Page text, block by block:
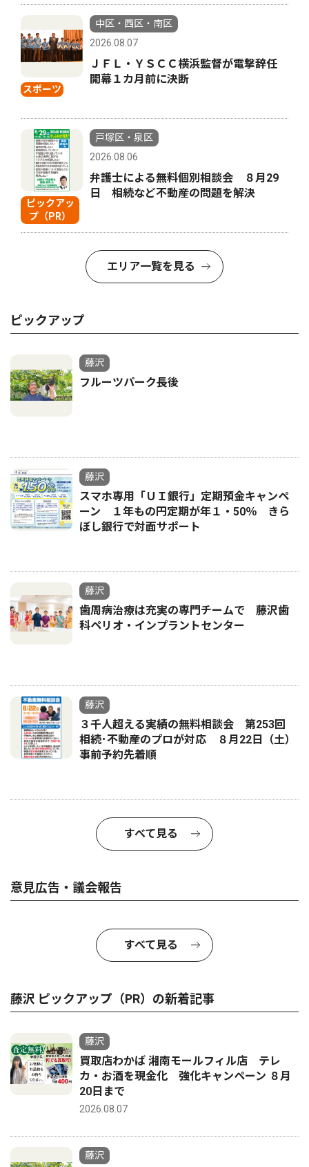
スポーツ
中区・西区・南区
2026.08.07
ＪＦＬ・ＹＳＣＣ横浜監督が電撃辞任
開幕１カ月前に決断
ピックアッ
プ（PR）
戸塚区・泉区
2026.08.06
弁護士による無料個別相談会 ８月29
日 相続など不動産の問題を解決
エリア一覧を見る
ピックアップ
藤沢
フルーツパーク長後
藤沢
スマホ専用「ＵＩ銀行」定期預金キャンペ
ーン １年もの円定期が年１・50％ きら
ぼし銀行で対面サポート
藤沢
歯周病治療は充実の専門チームで 藤沢歯
科ペリオ・インプラントセンター
藤沢
３千人超える実績の無料相談会 第253回
相続･不動産のプロが対応 ８月22日（土）
事前予約先着順
すべて見る
意見広告・議会報告
すべて見る
藤沢 ピックアップ（PR）の新着記事
藤沢
買取店わかば 湘南モールフィル店 テレ
カ・お酒を現金化 強化キャンペーン ８月
20日まで
2026.08.07
藤沢